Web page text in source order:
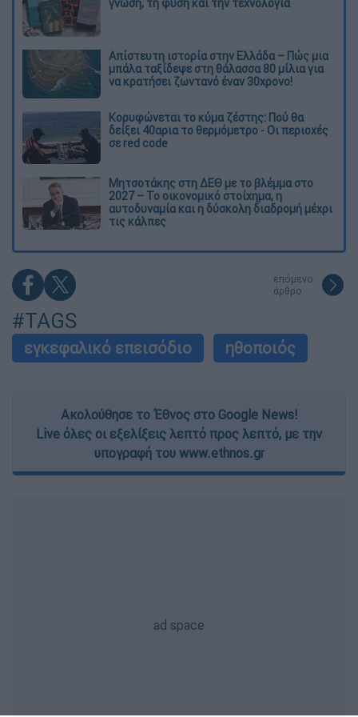
γνώση, τη φύση και την τεχνολογία
Απίστευτη ιστορία στην Ελλάδα – Πώς μια
μπάλα ταξίδεψε στη θάλασσα 80 μίλια για
να κρατήσει ζωντανό έναν 30χρονο!
Κορυφώνεται το κύμα ζέστης: Πού θα
δείξει 40αρια το θερμόμετρο - Οι περιοχές
σε red code
Μητσοτάκης στη ΔΕΘ με το βλέμμα στο
2027 – Το οικονομικό στοίχημα, η
αυτοδυναμία και η δύσκολη διαδρομή μέχρι
τις κάλπες
επόμενο
άρθρο
#TAGS
εγκεφαλικό επεισόδιο ηθοποιός
Ακολούθησε το Έθνος στο Google News!
Live όλες οι εξελίξεις λεπτό προς λεπτό, με την
υπογραφή του www.ethnos.gr